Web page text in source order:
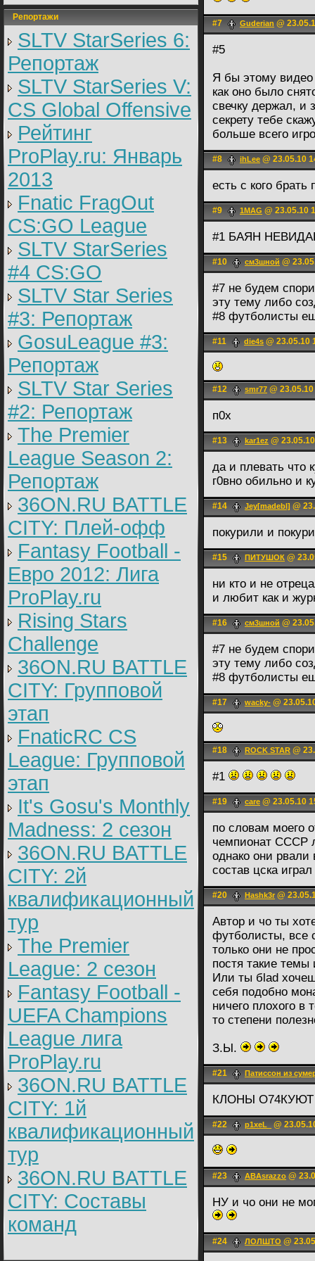
Репортажи
SLTV StarSeries 6:
Репортаж
SLTV StarSeries V:
CS Global Offensive
Рейтинг
ProPlay.ru: Январь
2013
Fnatic FragOut
CS:GO League
SLTV StarSeries
#4 CS:GO
SLTV Star Series
#3: Репортаж
GosuLeague #3:
Репортаж
SLTV Star Series
#2: Репортаж
The Premier
League Season 2:
Репортаж
36ON.RU BATTLE
CITY: Плей-офф
Fantasy Football -
Евро 2012: Лига
ProPlay.ru
Rising Stars
Challenge
36ON.RU BATTLE
CITY: Групповой
этап
FnaticRC CS
League: Групповой
этап
It's Gosu's Monthly
Madness: 2 сезон
36ON.RU BATTLE
CITY: 2й
квалификационный
тур
The Premier
League: 2 cезон
Fantasy Football -
UEFA Champions
League лига
ProPlay.ru
36ON.RU BATTLE
CITY: 1й
квалификационный
тур
36ON.RU BATTLE
CITY: Составы
команд
#7 Guderian @
#5
Я бы этому видео
как оно было
свечку держал, и
секрету тебе
больше всего
#8 ihLee @ 23.05.10
есть с кого
#9 1MAG @ 23.05.10
#1 БАЯН
#10 см3шной @
#7 не будем
эту тему либо
#8 футболисты
#11 die4s @ 23.05.10
#12 smr77 @
п0х
#13 kar1ez @
да и плевать что
г0вно обильно и
#14 Jey[madebl] @
покурили и
#15 ПИТУШОК @
ни кто и не
и любит как и
#16 см3шной @
#7 не будем
эту тему либо
#8 футболисты
#17 wacky- @
#18 ROCK STAR @
#1
#19 care @ 23.05.10
по словам моего
чемпионат СССР
однако они рвали
состав цска
#20 Hashk3r @
Автор и чо ты
футболисты, все
только они не
постя такие
Или ты бlad
себя подобно
ничего плохого в
то степени
З.Ы.
#21 Патиссон из
КЛОНЫ О74КУЮТ
#22 p1xeL_ @
#23 ABAsrazzo @
НУ и чо они не
#24 ЛОЛШТО @